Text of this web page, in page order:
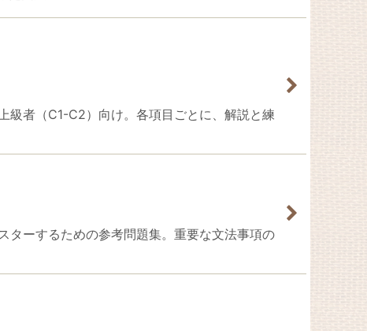
級者（C1-C2）向け。各項目ごとに、解説と練
ーするための参考問題集。重要な文法事項の